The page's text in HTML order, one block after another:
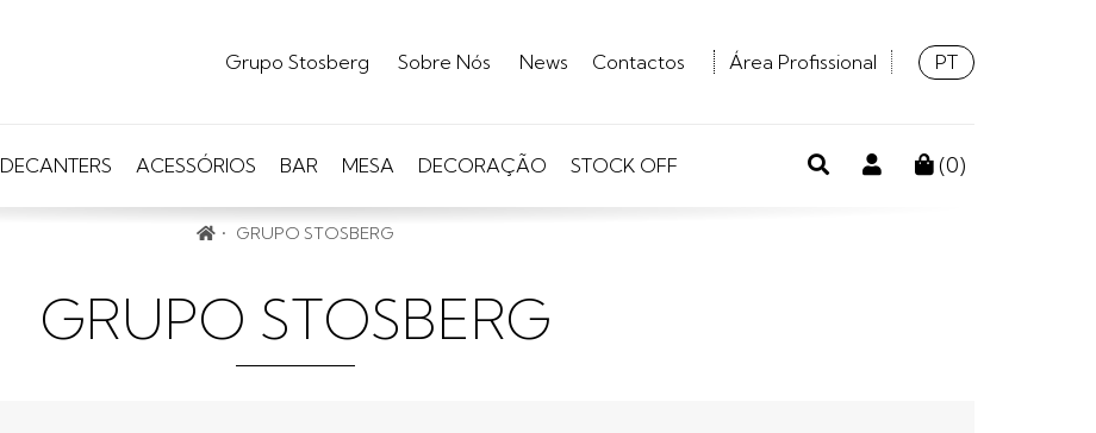
Grupo Stosberg Sobre Nós News Contactos Área Profissional Idioma:
Português
PT
DECANTERS ACESSÓRIOS BAR MESA DECORAÇÃO STOCK OFF PesquisaConta(0)
GRUPO STOSBERG
GRUPO STOSBERG